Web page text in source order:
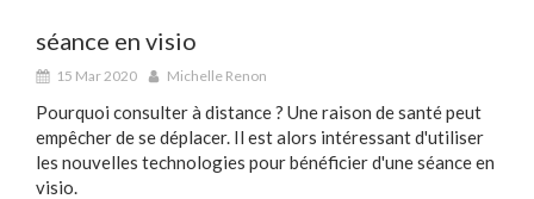
séance en visio
15 Mar 2020 Michelle Renon
Pourquoi consulter à distance ? Une raison de santé peut
empêcher de se déplacer. Il est alors intéressant d'utiliser
les nouvelles technologies pour bénéficier d'une séance en
visio.